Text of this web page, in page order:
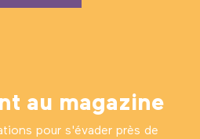
au magazine
pour s'évader près de